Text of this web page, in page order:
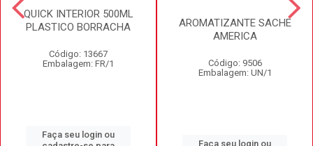
QUICK INTERIOR 500ML
PLASTICO BORRACHA
Código: 13667
Embalagem: FR/1
Faça seu login ou
AROMATIZANTE SACHE
AMERICA
Código: 9506
Embalagem: UN/1
Faça seu login ou